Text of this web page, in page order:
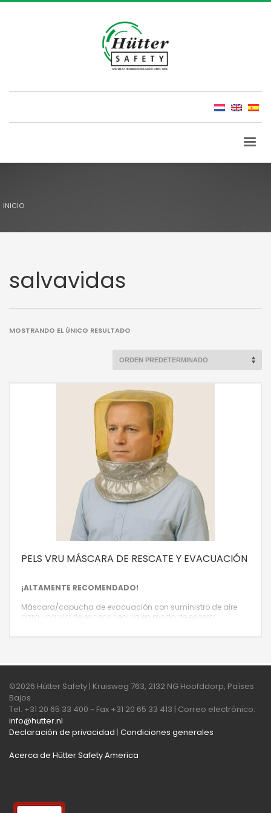
INICIO
salvavidas
MOSTRANDO EL ÚNICO RESULTADO
PELS VRU MÁSCARA DE RESCATE Y EVACUACIÓN
¡ALTAMENTE RECOMENDADO!
Máscara/capucha de evacuación con suministro de aire
para una vía de escape segura en modo de espera,
©2026 Hütter Safety | Kruisweg 763, 2132 NG Hoofddorp, Países
Bajos
Tel. +31 20 65 33 400 - Fax +31 20 65 33 413 | Correo electrónico:
info@hutter.nl
Declaración de privacidad | Condiciones generales
Acerca de Hütter Safety America